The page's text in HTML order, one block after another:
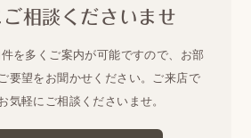
相談くださいませ
を多くご案内が可能ですので、 お部
要望をお聞かせください。
ご来店で
気軽にご相談くださいませ。